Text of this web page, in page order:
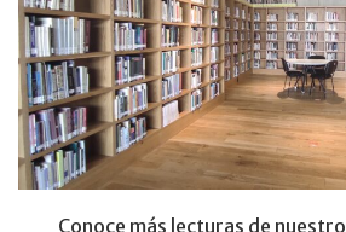
Conoce más lecturas de nuestro